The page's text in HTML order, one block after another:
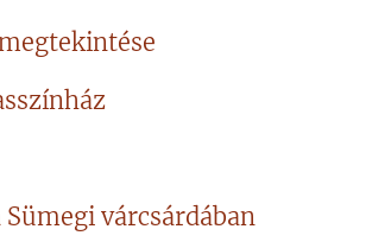
várcsárdában